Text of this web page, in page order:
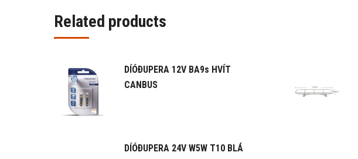
Related products
DÍÓÐUPERA 12V BA9s HVÍT
CANBUS
DÍÓÐUPERA 24V W5W T10 BLÁ